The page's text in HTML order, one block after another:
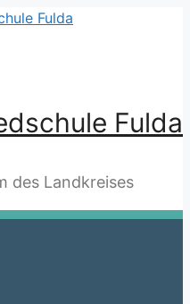
Fulda
des Landkreises